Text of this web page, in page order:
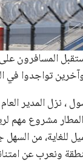
المسافرون
تواجدوا في
، نزل المدير
مشروع مهم
للغاية، من
ونعرب عن